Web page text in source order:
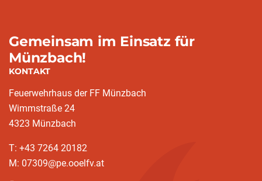
Gemeinsam im Einsatz für
Münzbach!
KONTAKT
Feuerwehrhaus der FF Münzbach
Wimmstraße 24
4323 Münzbach
T: +43 7264 20182
M: 07309@pe.ooelfv.at